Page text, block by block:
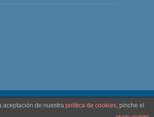
Max-Nogales
aceptación de nuestra política de cookies, pinche el